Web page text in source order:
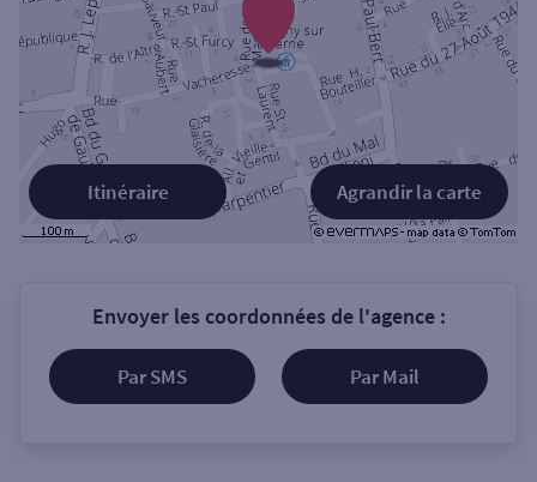
Agrandir la carte
Itinéraire
Envoyer les coordonnées de l'agence :
Par SMS Par Mail